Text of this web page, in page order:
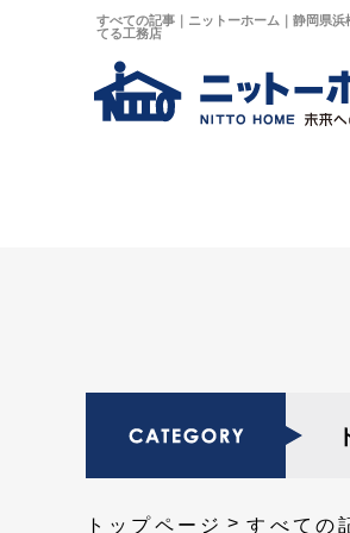
すべての記事｜ニットーホーム｜静岡県
てる工務店
トップページ すべての